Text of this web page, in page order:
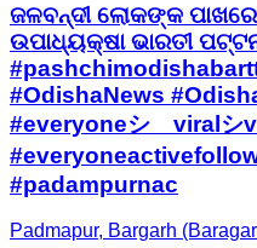
ଜଳବନ୍ଦୀ ଲୋକଙ୍କ
ଉପାଧ୍ୟକ୍ଷା ଭାରତୀ
#OdishaNews
#everyoneシ゚viralシ
#padampurnac
Padmapur, Bargarh